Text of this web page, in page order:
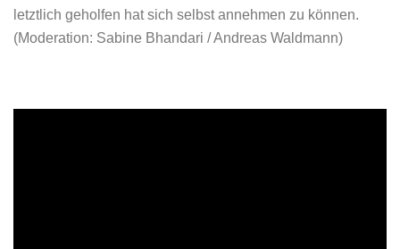
letztlich geholfen hat sich selbst annehmen zu können.
(Moderation: Sabine Bhandari / Andreas Waldmann)